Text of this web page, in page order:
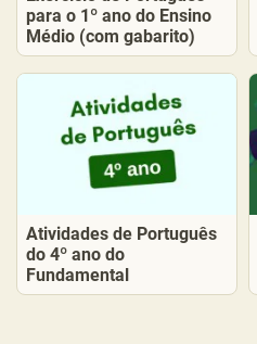
para o 1º ano do Ensino
Médio (com gabarito)
Atividades de Português
do 4º ano do
Fundamental